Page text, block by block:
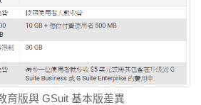
育版與 GSuit 基本版差異